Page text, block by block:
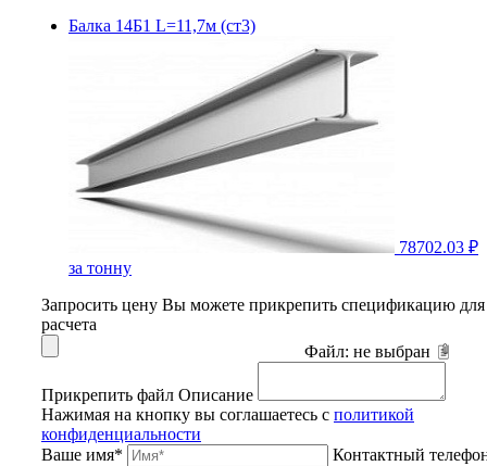
Балка 14Б1 L=11,7м (ст3)
78702.03 ₽
за тонну
Запросить цену Вы можете прикрепить спецификацию для
расчета
Файл: не выбран
Прикрепить файл Описание
Нажимая на кнопку вы соглашаетесь с политикой
конфиденциальности
Ваше имя*
Контактный